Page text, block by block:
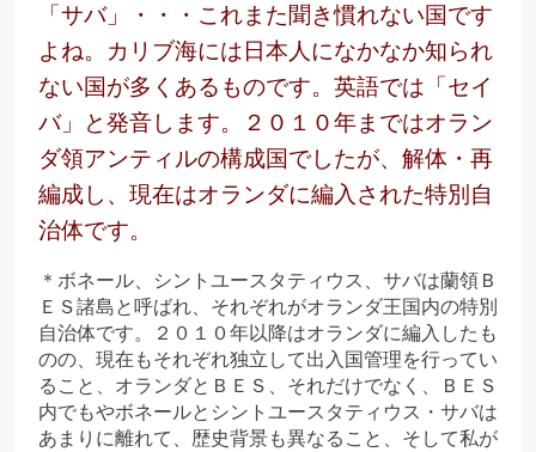
「サバ」・・・これまた聞き慣れない国です
よね。カリブ海には日本人になかなか知られ
ない国が多くあるものです。英語では「セイ
バ」と発音します。２０１０年まではオラン
ダ領アンティルの構成国でしたが、解体・再
編成し、現在はオランダに編入された特別自
治体です。
＊ボネール、シントユースタティウス、サバは蘭領Ｂ
ＥＳ諸島と呼ばれ、それぞれがオランダ王国内の特別
自治体です。２０１０年以降はオランダに編入したも
のの、現在もそれぞれ独立して出入国管理を行ってい
ること、オランダとＢＥＳ、それだけでなく、ＢＥＳ
内でもやボネールとシントユースタティウス・サバは
あまりに離れて、歴史背景も異なること、そして私が